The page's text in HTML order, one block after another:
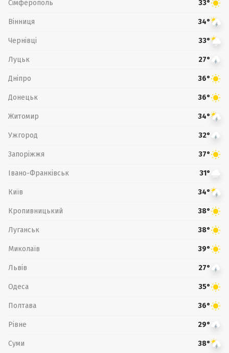
Сімферополь 33°
Вінниця 34°
Чернівці 33°
Луцьк 27°
Дніпро 36°
Донецьк 36°
Житомир 34°
Ужгород 32°
Запоріжжя 37°
Івано-Франківськ 31°
Київ 34°
Кропивницький 38°
Луганськ 38°
Миколаїв 39°
Львів 27°
Одеса 35°
Полтава 36°
Рівне 29°
Суми 38°